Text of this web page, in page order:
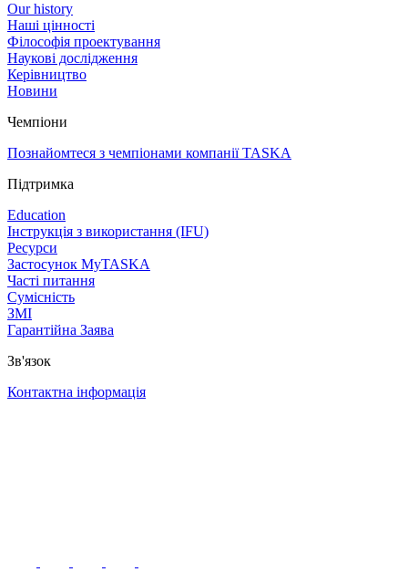
Our history
Наші цінності
Філософія проектування
Наукові дослідження
Керівництво
Новини
Чемпіони
Познайомтеся з чемпіонами компанії TASKA
Підтримка
Education
Інструкція з використання (IFU)
Ресурси
Застосунок MyTASKA
Часті питання
Сумісність
ЗМІ
Гарантійна Заява
Зв'язок
Контактна інформація